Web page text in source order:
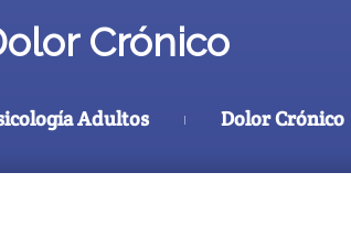
Crónico
Adultos Dolor Crónico